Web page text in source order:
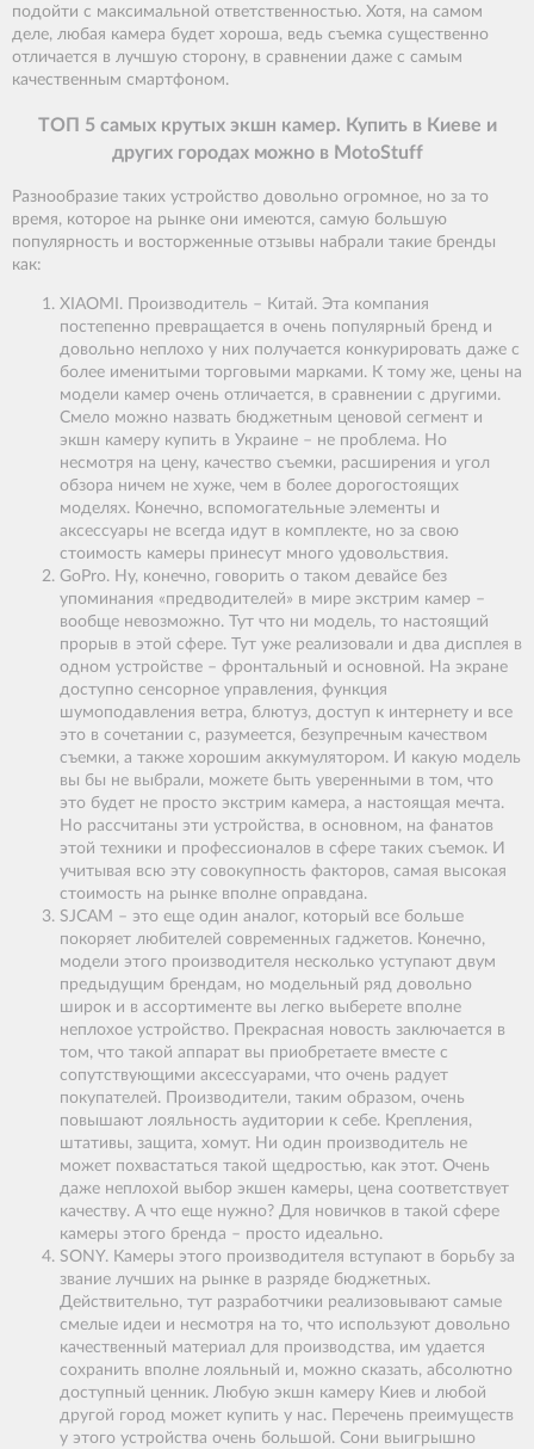
подойти с максимальной ответственностью. Хотя, на самом
деле, любая камера будет хороша, ведь съемка существенно
отличается в лучшую сторону, в сравнении даже с самым
качественным смартфоном.
ТОП 5 самых крутых экшн камер. Купить в Киеве и
других городах можно в MotoStuff
Разнообразие таких устройство довольно огромное, но за то
время, которое на рынке они имеются, самую большую
популярность и восторженные отзывы набрали такие бренды
как:
XIAOMI. Производитель – Китай. Эта компания
постепенно превращается в очень популярный бренд и
довольно неплохо у них получается конкурировать даже с
более именитыми торговыми марками. К тому же, цены на
модели камер очень отличается, в сравнении с другими.
Смело можно назвать бюджетным ценовой сегмент и
экшн камеру купить в Украине – не проблема. Но
несмотря на цену, качество съемки, расширения и угол
обзора ничем не хуже, чем в более дорогостоящих
моделях. Конечно, вспомогательные элементы и
аксессуары не всегда идут в комплекте, но за свою
стоимость камеры принесут много удовольствия.
GoPro. Ну, конечно, говорить о таком девайсе без
упоминания «предводителей» в мире экстрим камер –
вообще невозможно. Тут что ни модель, то настоящий
прорыв в этой сфере. Тут уже реализовали и два дисплея в
одном устройстве – фронтальный и основной. На экране
доступно сенсорное управления, функция
шумоподавления ветра, блютуз, доступ к интернету и все
это в сочетании с, разумеется, безупречным качеством
съемки, а также хорошим аккумулятором. И какую модель
вы бы не выбрали, можете быть уверенными в том, что
это будет не просто экстрим камера, а настоящая мечта.
Но рассчитаны эти устройства, в основном, на фанатов
этой техники и профессионалов в сфере таких съемок. И
учитывая всю эту совокупность факторов, самая высокая
стоимость на рынке вполне оправдана.
SJCAM – это еще один аналог, который все больше
покоряет любителей современных гаджетов. Конечно,
модели этого производителя несколько уступают двум
предыдущим брендам, но модельный ряд довольно
широк и в ассортименте вы легко выберете вполне
неплохое устройство. Прекрасная новость заключается в
том, что такой аппарат вы приобретаете вместе с
сопутствующими аксессуарами, что очень радует
покупателей. Производители, таким образом, очень
повышают лояльность аудитории к себе. Крепления,
штативы, защита, хомут. Ни один производитель не
может похвастаться такой щедростью, как этот. Очень
даже неплохой выбор экшен камеры, цена соответствует
качеству. А что еще нужно? Для новичков в такой сфере
камеры этого бренда – просто идеально.
SONY. Камеры этого производителя вступают в борьбу за
звание лучших на рынке в разряде бюджетных.
Действительно, тут разработчики реализовывают самые
смелые идеи и несмотря на то, что используют довольно
качественный материал для производства, им удается
сохранить вполне лояльный и, можно сказать, абсолютно
доступный ценник. Любую экшн камеру Киев и любой
другой город может купить у нас. Перечень преимуществ
у этого устройства очень большой. Сони выигрышно